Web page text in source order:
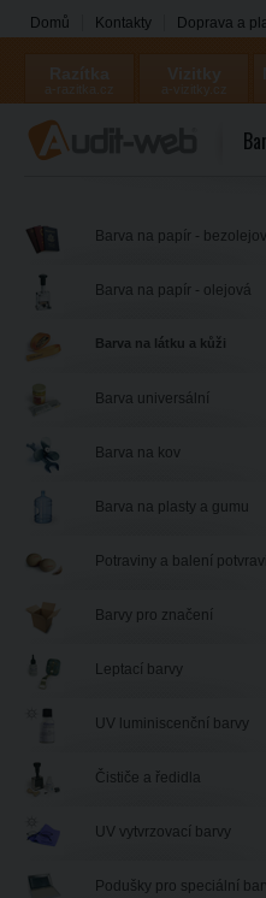
Domů Kontakty Doprava a
Barva na papír -
Barva na papír - olejová
Barva na látku a kůži
Barva universální
Barva na kov
Barva na plasty a gumu
Potraviny a balení
Barvy pro značení
Leptací barvy
UV luminiscenční barvy
Čističe a ředidla
UV vytvrzovací barvy
Podušky pro speciální